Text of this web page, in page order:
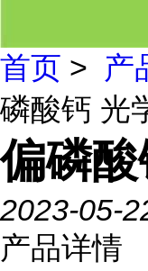
首页 > 产
磷酸钙 光
偏磷
2023-05-
产品详情